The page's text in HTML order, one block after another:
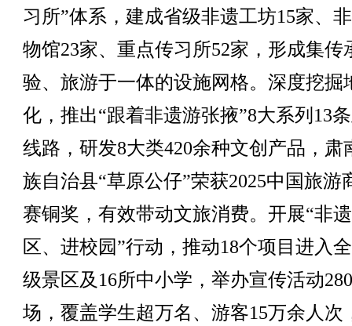
习所”体系，建成省级非遗工坊15家、
物馆23家、重点传习所52家，形成集传
验、旅游于一体的设施网格。深度挖掘
化，推出“跟着非遗游张掖”8大系列13
线路，研发8大类420余种文创产品，肃
族自治县“草原公仔”荣获2025中国旅游
赛铜奖，有效带动文旅消费。开展“非
区、进校园”行动，推动18个项目进入
级景区及16所中小学，举办宣传活动
场，覆盖学生超万名、游客15万余人次